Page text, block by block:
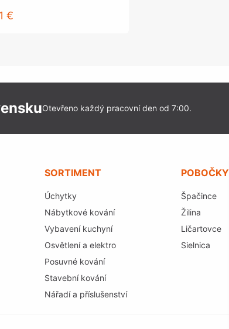
€
Otevřeno každý pracovní den od 7:00.
SORTIMENT
Úchytky
Nábytkové kování
Vybavení kuchyní
Osvětlení a elektro
Posuvné kování
Stavební kování
Nářadí a příslušenství
POBOČKY
Špačince
Žilina
Ličartovce
Sielnica